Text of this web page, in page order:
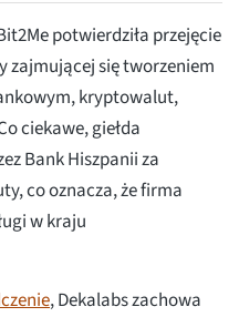
potwierdziła przejęcie
zajmującej się tworzeniem
kryptowalut,
ciekawe, giełda
Bank Hiszpanii za
co oznacza, że firma
w kraju
, Dekalabs zachowa